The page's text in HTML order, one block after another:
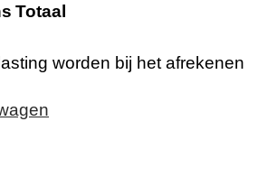
Totaal
worden bij het afrekenen